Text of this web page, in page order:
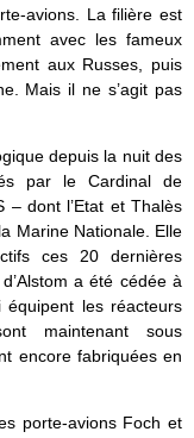
avions. La filière est
avec les fameux
aux Russes, puis
Mais il ne s’agit pas
depuis la nuit des
par le Cardinal de
– dont l’Etat et Thalès
Marine Nationale. Elle
ces 20 dernières
a été cédée à
les réacteurs
maintenant sous
encore fabriquées en
porte-avions Foch et